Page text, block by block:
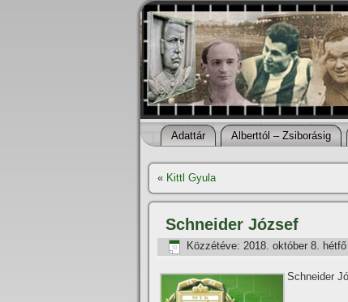
Adattár Alberttól – Zsiborásig
« Kittl Gyula
Schneider József
Közzétéve: 2018. október 8. hétfő
Schneider